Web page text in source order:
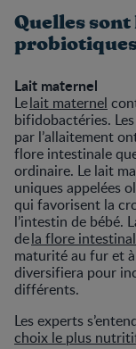
Quelles sont
Lait maternel
Lelait maternel
bifidobactéries.
par l’allaitement
flore intestinale
ordinaire. Le lait
uniques appelées
qui favorisent la
l’intestin de bébé.
dela flore
maturité au fur et
diversifiera pour
différents.
Les experts
choix le plus